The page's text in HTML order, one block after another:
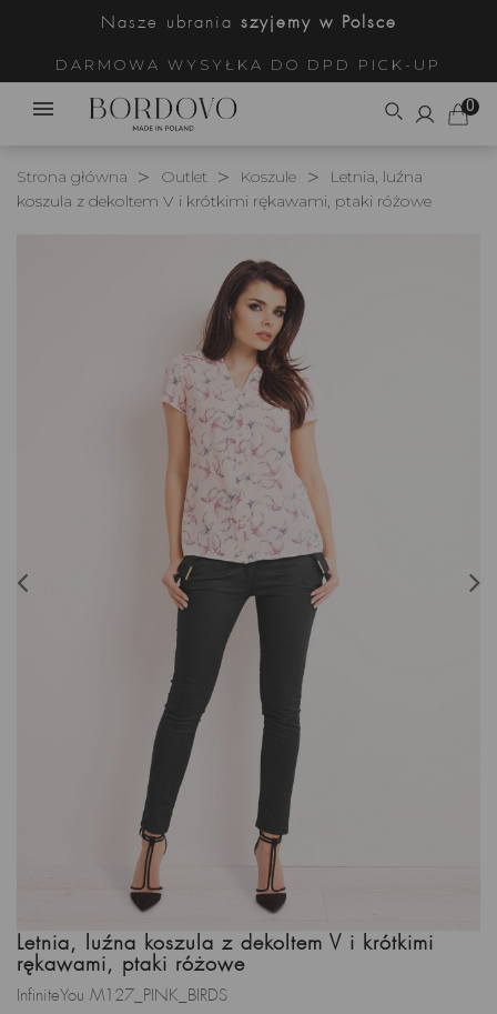
Nasze ubrania szyjemy w Polsce
DARMOWA WYSYŁKA DO DPD PICK-UP
0
Strona główna Outlet Koszule
Letnia, luźna
koszula z dekoltem V i krótkimi rękawami, ptaki różowe
Letnia, luźna koszula z dekoltem V i krótkimi
rękawami, ptaki różowe
InfiniteYou M127_PINK_BIRDS